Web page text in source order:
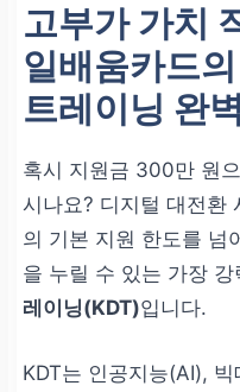
고부가 가치
일배움카드
트레이닝 완
혹시 지원금 300만 원
시나요? 디지털 대전환
의 기본 지원 한도를 넘
을 누릴 수 있는 가장
레이닝(KDT)입니다.
KDT는 인공지능(AI),